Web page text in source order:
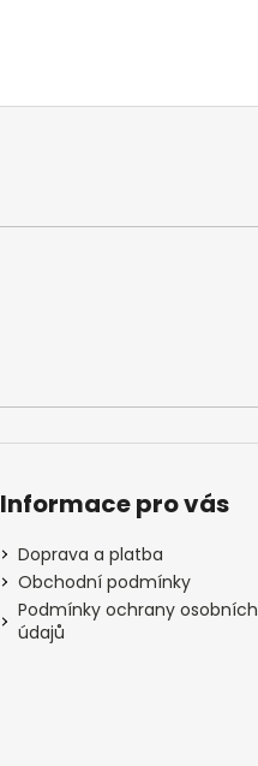
Informace pro vás
Doprava a platba
Obchodní podmínky
Podmínky ochrany osobních
údajů